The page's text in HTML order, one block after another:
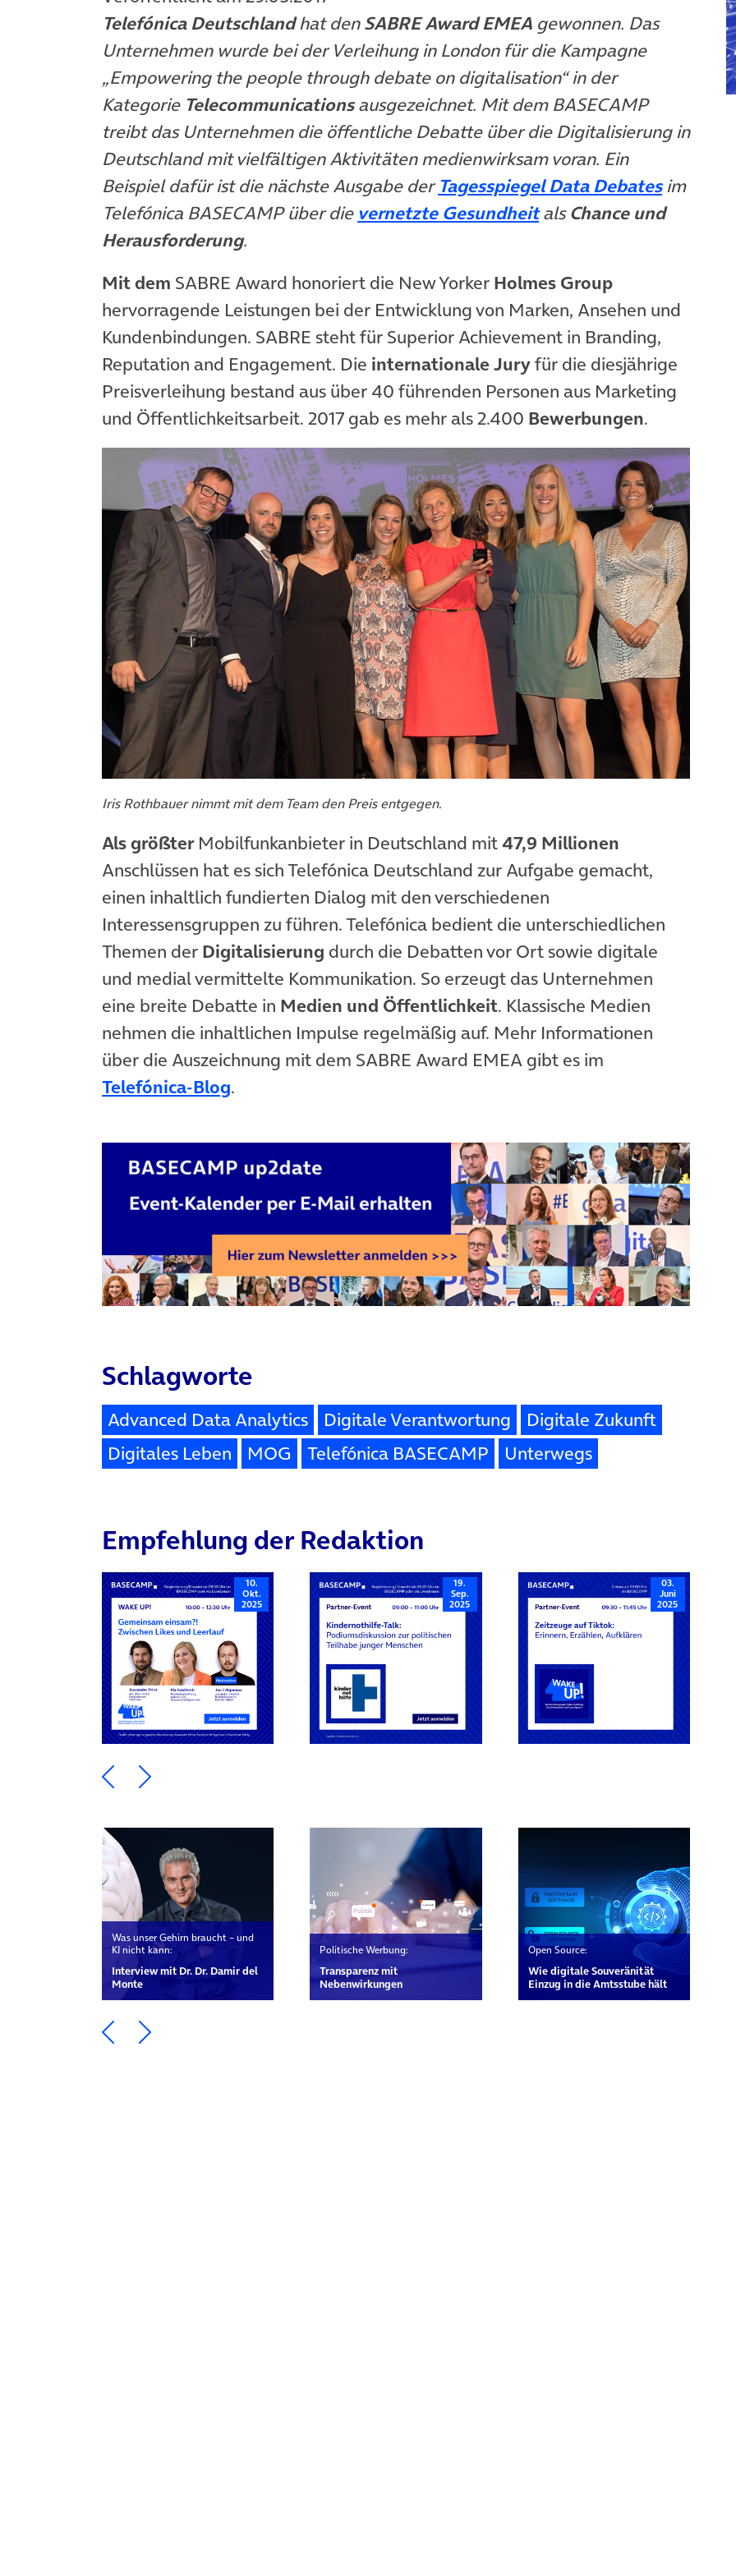
Telefónica Deutschlandhat denSABRE Award EMEA gewonnen. Das
Unternehmen wurde bei der Verleihung in London für die Kampagne
„Empowering the people through debate on digitalisation“ in der
Kategorie Telecommunicationsausgezeichnet. Mit dem BASECAMP
treibt das Unternehmen die öffentliche Debatte über die Digitalisierung in
Deutschland mit vielfältigen Aktivitäten medienwirksam voran. Ein
Beispiel dafür ist die nächste Ausgabe der Tagesspiegel Data Debates(öffnet in
im
Telefónica BASECAMP über die vernetzte Gesundheit(öffnet in neuem Tab)
alsChance und
Herausforderung.
Mit dem SABRE Award honoriert die New Yorker Holmes Group
hervorragende Leistungen bei der Entwicklung von Marken, Ansehen und
Kundenbindungen. SABRE steht für Superior Achievement in Branding,
Reputation and Engagement. Die internationale Juryfür die diesjährige
Preisverleihung bestand aus über 40 führenden Personen aus Marketing
und Öffentlichkeitsarbeit. 2017 gab es mehr als 2.400 Bewerbungen.
Iris Rothbauer nimmt mit dem Team den Preis entgegen.
Als größterMobilfunkanbieter in Deutschland mit 47,9 Millionen
Anschlüssen hat es sich Telefónica Deutschland zur Aufgabe gemacht,
einen inhaltlich fundierten Dialog mit den verschiedenen
Interessensgruppen zu führen. Telefónica bedient die unterschiedlichen
Themen der Digitalisierung durch die Debatten vor Ort sowie digitale
und medial vermittelte Kommunikation. So erzeugt das Unternehmen
eine breite Debatte in Medien und Öffentlichkeit. Klassische Medien
nehmen die inhaltlichen Impulse regelmäßig auf. Mehr Informationen
über die Auszeichnung mit dem SABRE Award EMEA gibt es im
Telefónica-Blog(öffnet in neuem Tab)
.
Schlagworte
Advanced Data Analytics Digitale Verantwortung
Digitale Zukunft
Digitales Leben
MOG Telefónica BASECAMP Unterwegs
Empfehlung der Redaktion
10.
Okt.
2025
19.
Sep.
2025
03.
Juni
2025
Ein Element zurück blättern
Ein Element weiter blättern
Was unser Gehirn braucht – und
KI nicht kann:
Interview mit Dr. Dr. Damir del
Monte
Politische Werbung:
Transparenz mit
Nebenwirkungen
Open Source:
Wie digitale Souveränität
Einzug in die Amtsstube hält
Ein Element zurück blättern
Ein Element weiter blättern